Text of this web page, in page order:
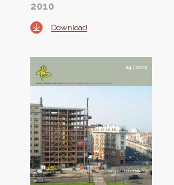
2010
Download